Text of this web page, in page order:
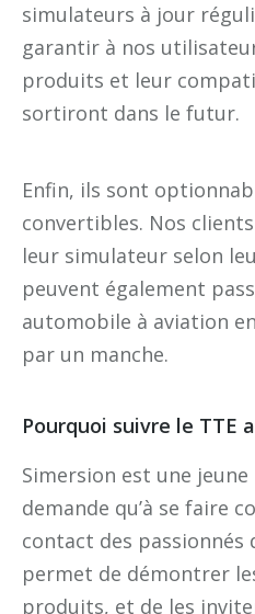
simulateurs à jour
garantir à nos
produits et leur
sortiront dans le futur.
Enfin, ils sont
convertibles. Nos
leur simulateur selon
peuvent également
automobile à aviation
par un manche.
Pourquoi suivre le TTE
Simersion est une
demande qu’à se faire
contact des
permet de démontrer
produits, et de les